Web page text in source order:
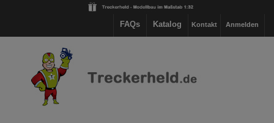
Anmelden
Kontakt
Katalog
FAQs